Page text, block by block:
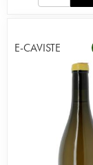
E-CAVISTE